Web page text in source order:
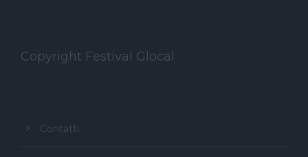
Copyright Festival Glocal
Contatti